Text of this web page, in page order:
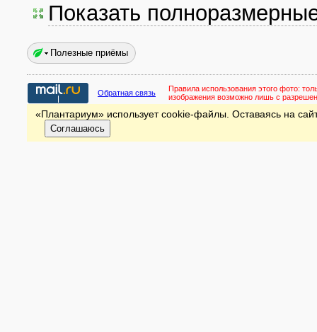
Показать
Полезные приёмы
Обратная связь Правила использования этого фото:
изображения возможно лишь с
«Плантариум» использует cookie-файлы. Оставаясь на
Соглашаюсь